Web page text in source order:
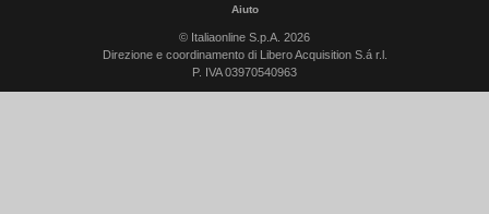
Aiuto
© Italiaonline S.p.A. 2026
Direzione e coordinamento di Libero Acquisition S.á r.l.
P. IVA 03970540963